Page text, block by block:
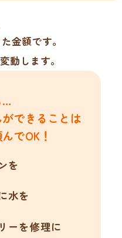
金額です。
動します。
…
できることは
でOK！
を
水を
ーを修理に